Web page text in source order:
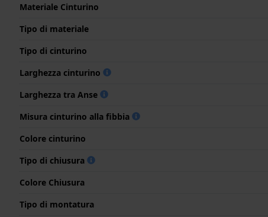
Materiale Cinturino
Tipo di materiale
Tipo di cinturino
Larghezza cinturino
Larghezza tra Anse
Misura cinturino alla fibbia
Colore cinturino
Tipo di chiusura
Colore Chiusura
Tipo di montatura